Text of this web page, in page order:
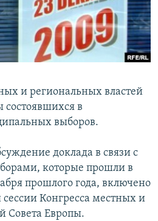
STANDARTLARIMIZ
и региональных властей
состоявшихся в
выборов.
доклада в связи с
которые прошли в
прошлого года, включено
сессии Конгресса местных и
Совета Европы.